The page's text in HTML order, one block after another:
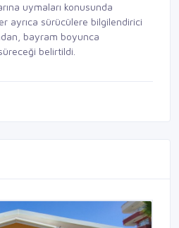
uymaları konusunda
ayrıca sürücülere bilgilendirici
bayram boyunca
belirtildi.